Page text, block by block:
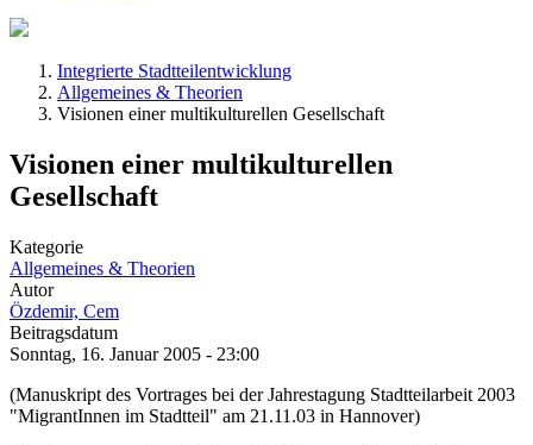
Integrierte Stadtteilentwicklung
Allgemeines & Theorien
Visionen einer multikulturellen Gesellschaft
Visionen einer multikulturellen
Gesellschaft
Kategorie
Allgemeines & Theorien
Autor
Özdemir, Cem
Beitragsdatum
Sonntag, 16. Januar 2005 - 23:00
(Manuskript des Vortrages bei der Jahrestagung Stadtteilarbeit 2003
"MigrantInnen im Stadtteil" am 21.11.03 in Hannover)